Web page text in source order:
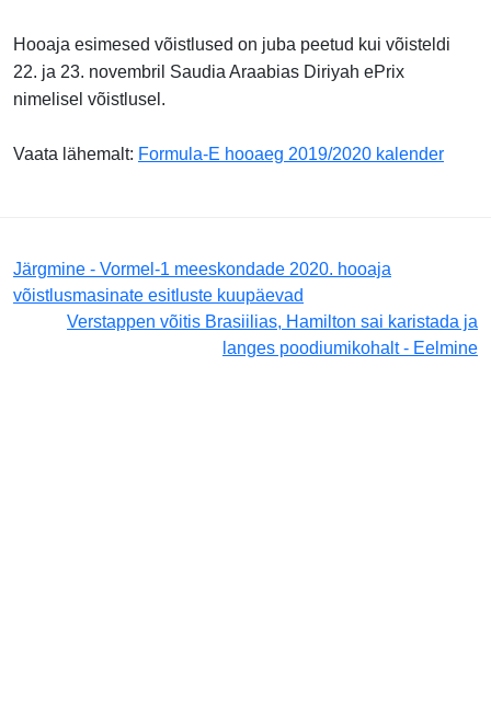
Hooaja esimesed võistlused on juba peetud kui võisteldi
22. ja 23. novembril Saudia Araabias Diriyah ePrix
nimelisel võistlusel.
Vaata lähemalt: Formula-E hooaeg 2019/2020 kalender
Järgmine - Vormel-1 meeskondade 2020. hooaja
võistlusmasinate esitluste kuupäevad
Verstappen võitis Brasiilias, Hamilton sai karistada ja
langes poodiumikohalt - Eelmine